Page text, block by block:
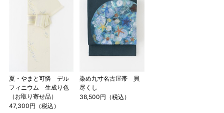
夏・やまと可憐 デル
フィニウム 生成り色
（お取り寄せ品）
47,300円（税込）
染め九寸名古屋帯 貝
尽くし
38,500円（税込）